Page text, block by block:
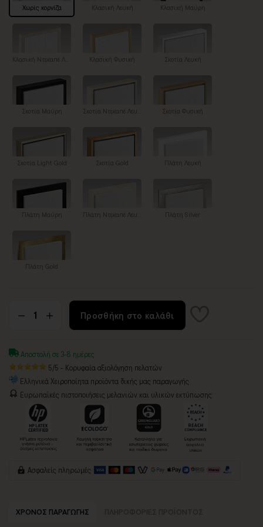
Χωρίς κορνίζα Κλασική Λευκή Κλασική Μαύρη
Κλασική Φυσική Σκοτία Λευκή
Σκοτία Μαύρη Σκοτία Φυσική
Σκοτία Light Gold Σκοτία Gold Πλάτη Λευκή
Πλάτη Μαύρη Πλάτη Silver
Πλάτη Gold
Προσθήκη στο καλάθι
Αποστολή σε 3-8 ημέρες
5/5 - Κορυφαία αξιολόγηση πελατών
Ελληνικά Χειροποίητα προϊόντα δικής μας παραγωγής
Ευρωπαϊκές πιστοποιήσεις μελανιών και υλικών εκτύπωσης:
Ασφαλείς πληρωμές
ΧΡΟΝΟΣ ΠΑΡΑΓΩΓΗΣ